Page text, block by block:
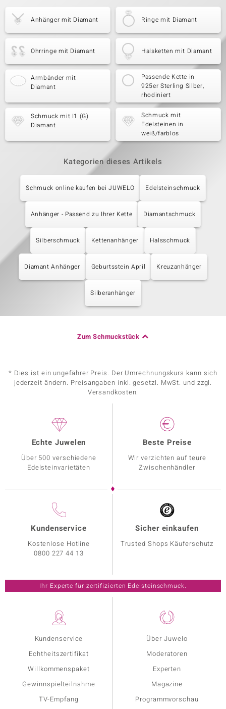
Anhänger mit Diamant Ringe mit Diamant
Ohrringe mit Diamant Halsketten mit Diamant
Armbänder mit
Diamant
Passende Kette in
925er Sterling Silber,
rhodiniert
Schmuck mit I1 (G)
Diamant
Schmuck mit
Edelsteinen in
weiß/farblos
Kategorien dieses Artikels
Schmuck online kaufen bei JUWELO Edelsteinschmuck
Anhänger - Passend zu Ihrer Kette Diamantschmuck
Silberschmuck Kettenanhänger Halsschmuck
Diamant Anhänger Geburtsstein April Kreuzanhänger
Silberanhänger
Zum Schmuckstück
* Dies ist ein ungefährer Preis. Der Umrechnungskurs kann sich
jederzeit ändern. Preisangaben inkl. gesetzl. MwSt. und zzgl.
Versandkosten.
Kundenservice
Echtheitszertifikat
Willkommenspaket
Gewinnspielteilnahme
TV-Empfang
Über Juwelo
Moderatoren
Experten
Magazine
Programmvorschau
Echte Juwelen
Über 500 verschiedene
Edelsteinvarietäten
Beste Preise
Wir verzichten auf teure
Zwischenhändler
Kundenservice
Kostenlose Hotline
0800 227 44 13
Sicher einkaufen
Trusted Shops Käuferschutz
Ihr Experte für zertifizierten Edelsteinschmuck.